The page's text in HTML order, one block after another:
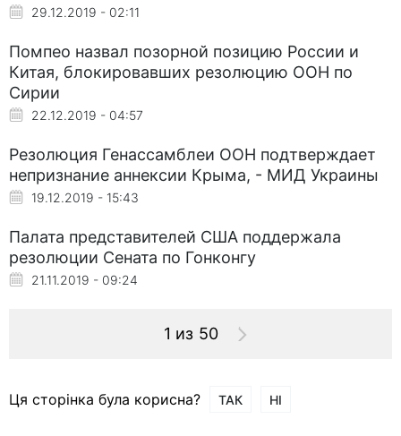
29.12.2019 - 02:11
Помпео назвал позорной позицию России и
Китая, блокировавших резолюцию ООН по
Сирии
22.12.2019 - 04:57
Резолюция Генассамблеи ООН подтверждает
непризнание аннексии Крыма, - МИД Украины
19.12.2019 - 15:43
Палата представителей США поддержала
резолюции Сената по Гонконгу
21.11.2019 - 09:24
1 из 50
Ця сторінка була корисна? ТАК НІ